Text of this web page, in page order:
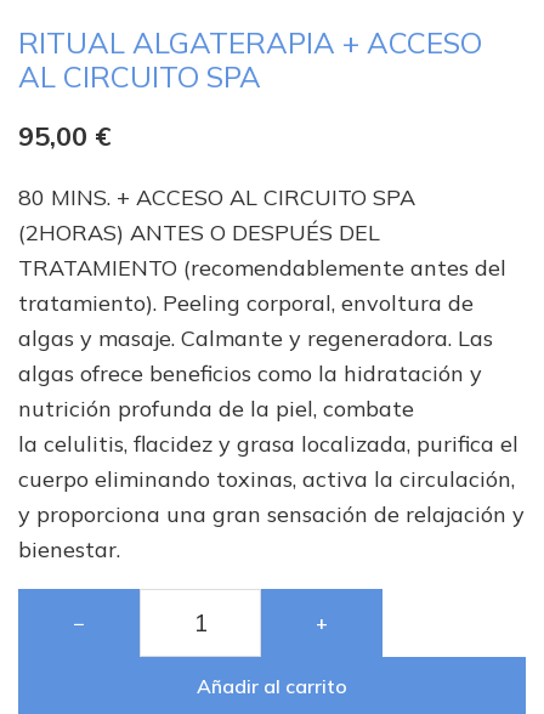
RITUAL ALGATERAPIA + ACCESO
AL CIRCUITO SPA
95,00 €
80 MINS. + ACCESO AL CIRCUITO SPA
(2HORAS) ANTES O DESPUÉS DEL
TRATAMIENTO (recomendablemente antes del
tratamiento). Peeling corporal, envoltura de
algas y masaje. Calmante y regeneradora. Las
algas ofrece beneficios como la hidratación y
nutrición profunda de la piel, combate
la celulitis, flacidez y grasa localizada, purifica el
cuerpo eliminando toxinas, activa la circulación,
y proporciona una gran sensación de relajación y
bienestar.
− +
Añadir al carrito